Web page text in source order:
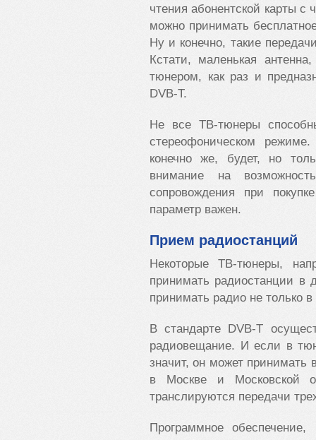
чтения абонентской карты
можно принимать
Ну и конечно, такие
Кстати, маленькая
тюнером, как раз и
DVB-T.
Не все ТВ-тюнеры
стереофоническом
конечно же, будет, но
внимание на
сопровождения при
параметр важен.
Прием радиостанций
Некоторые ТВ-тюнеры,
принимать радиостанции в
принимать радио не только
В стандарте DVB-T
радиовещание. И если в
значит, он может
в Москве и Московской
транслируются передачи
Программное